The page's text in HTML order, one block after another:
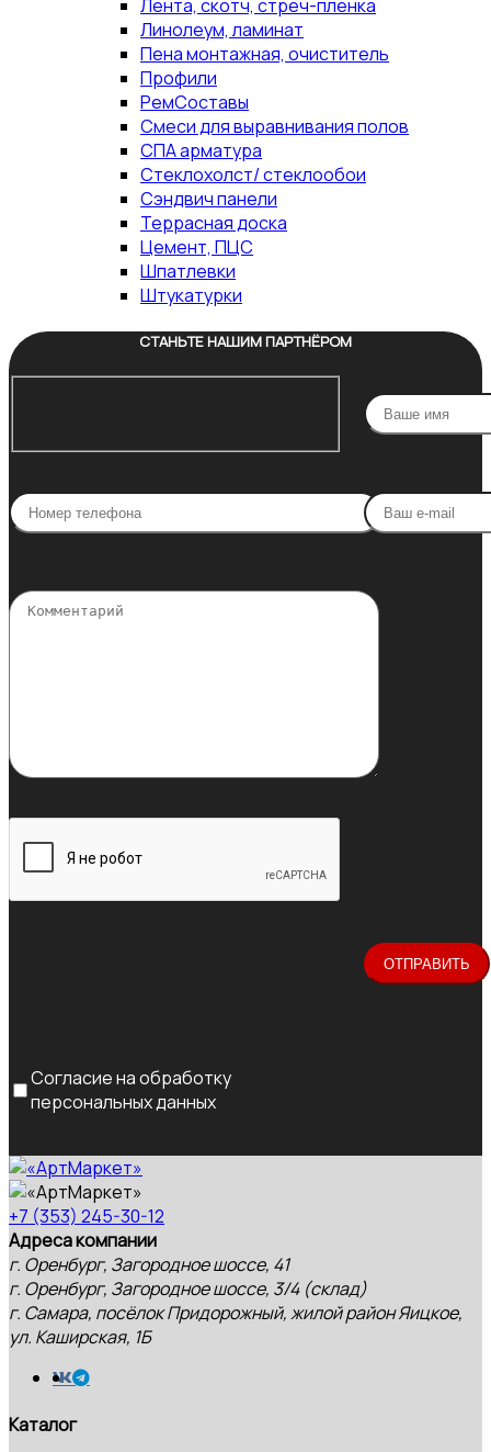
Лента, скотч, стреч-пленка
Линолеум, ламинат
Пена монтажная, очиститель
Профили
РемСоставы
Смеси для выравнивания полов
СПА арматура
Стеклохолст/ стеклообои
Сэндвич панели
Террасная доска
Цемент, ПЦС
Шпатлевки
Штукатурки
СТАНЬТЕ НАШИМ ПАРТНЁРОМ
Согласие на обработку
персональных данных
+7 (353) 245-30-12
Адреса компании
г. Оренбург, Загородное шоссе, 41
г. Оренбург, Загородное шоссе, 3/4 (склад)
г. Самара, посёлок Придорожный, жилой район Яицкое,
ул. Каширская, 1Б
Каталог